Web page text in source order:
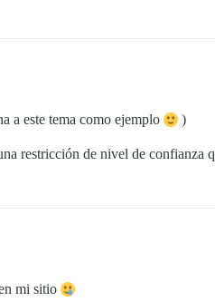
a este tema como ejemplo )
restricción de nivel de confianza
mi sitio